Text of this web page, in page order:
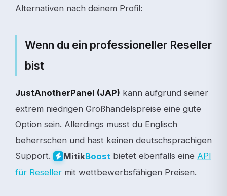
Alternativen nach deinem Profil:
Wenn du ein professioneller Reseller
bist
JustAnotherPanel (JAP) kann aufgrund seiner
extrem niedrigen Großhandelspreise eine gute
Option sein. Allerdings musst du Englisch
beherrschen und hast keinen deutschsprachigen
Support.
MitikBoost bietet ebenfalls eine API
für Reseller mit wettbewerbsfähigen Preisen.